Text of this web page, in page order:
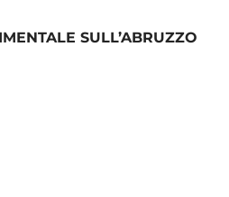
SULL’ABRUZZO